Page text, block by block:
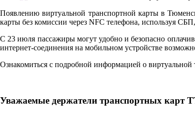
Появлению виртуальной транспортной карты в
карты без комиссии через NFC телефона, используя
С 23 июля пассажиры могут удобно и безопасно
интернет-соединения на мобильном устройстве
Ознакомиться с подробной информацией о виртуальной
Уважаемые держатели транспортных карт